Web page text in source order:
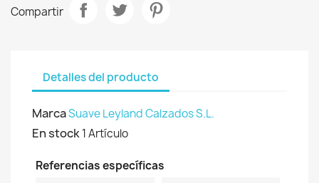
Compartir
Detalles del producto
MarcaSuave Leyland Calzados S.L.
En stock1 Artículo
Referencias específicas